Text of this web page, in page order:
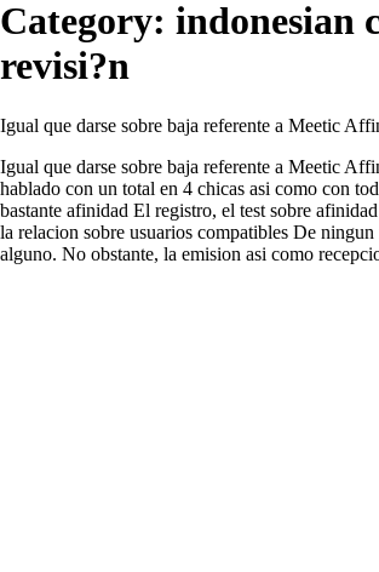
Category: indonesian
revisi?n
Igual que darse sobre baja referente a Meetic
Igual que darse sobre baja referente a Meetic
hablado con un total en 4 chicas asi­ como con
bastante afinidad El registro, el test sobre
la relacion sobre usuarios compatibles De ningun
alguno. No obstante, la emision asi como